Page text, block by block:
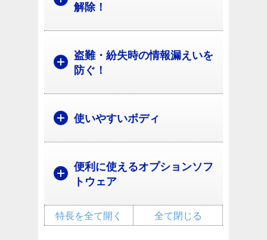
解除！
盗難・紛失時の情報漏えいを
防ぐ！
使いやすいボディ
便利に使えるオプションソフ
トウェア
全て閉じる
特長を全て開く